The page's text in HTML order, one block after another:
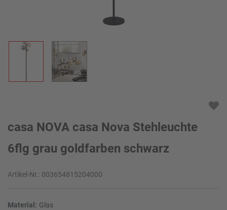
KI-generiert
casa NOVA casa Nova Stehleuchte
6flg grau goldfarben schwarz
Artikel-Nr.: 003654815204000
Material: Glas